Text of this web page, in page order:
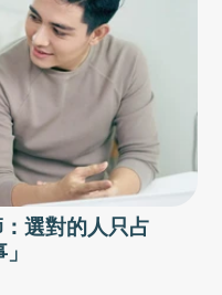
選對的人只占